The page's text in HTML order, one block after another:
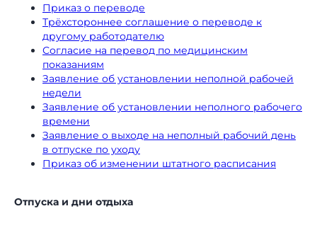
Приказ о переводе
Трёхстороннее соглашение о переводе к
другому работодателю
Согласие на перевод по медицинским
показаниям
Заявление об установлении неполной рабочей
недели
Заявление об установлении неполного рабочего
времени
Заявление о выходе на неполный рабочий день
в отпуске по уходу
Приказ об изменении штатного расписания
Отпуска и дни отдыха
КЭДО прямо сейчас